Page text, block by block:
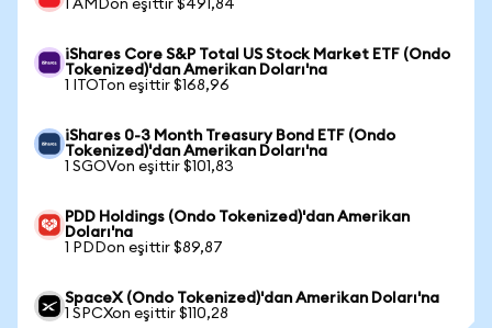
1 AMDon eşittir $491,84
iShares Core S&P Total US Stock Market ETF (Ondo
Tokenized)'dan Amerikan Doları'na
1 ITOTon eşittir $168,96
iShares 0-3 Month Treasury Bond ETF (Ondo
Tokenized)'dan Amerikan Doları'na
1 SGOVon eşittir $101,83
PDD Holdings (Ondo Tokenized)'dan Amerikan
Doları'na
1 PDDon eşittir $89,87
SpaceX (Ondo Tokenized)'dan Amerikan Doları'na
1 SPCXon eşittir $110,28